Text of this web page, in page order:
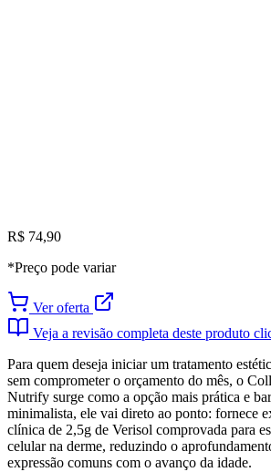
R$ 74,90
*Preço pode variar
Ver oferta
Veja a revisão completa deste produto
Para quem deseja iniciar um tratamento
sem comprometer o orçamento do mês, o
Nutrify surge como a opção mais prática e
minimalista, ele vai direto ao ponto: fornece
clínica de 2,5g de Verisol comprovada para
celular na derme, reduzindo o
expressão comuns com o avanço da idade.